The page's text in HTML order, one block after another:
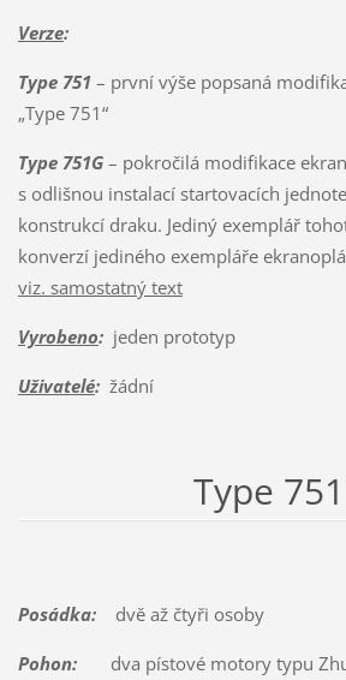
Verze:
Type 751– první výše popsaná
„Type 751“
Type 751G– pokročilá modifikace
s odlišnou instalací startovacích
konstrukcí draku. Jediný exemplář
konverzí jediného exempláře
viz. samostatný text
Vyrobeno:jeden prototyp
Uživatelé:žádní
Type 751
Posádka:dvě až čtyři osoby
Pohon:dva pístové motory typu